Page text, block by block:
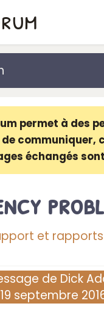
permet à des
communiquer,
échangés
et
de Dick
19 septembre